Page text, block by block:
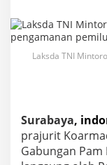
Laksda TNI
Surabaya,
prajurit
Gabungan